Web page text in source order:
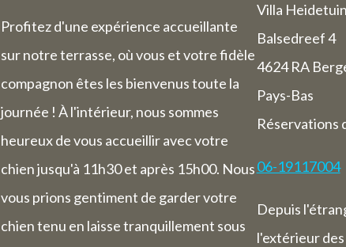
Profitez d'une expérience accueillante
sur notre terrasse, où vous et votre fidèle
compagnon êtes les bienvenus toute la
journée ! À l'intérieur, nous sommes
heureux de vous accueillir avec votre
chien jusqu'à 11h30 et après 15h00. Nous
vous prions gentiment de garder votre
chien tenu en laisse tranquillement sous
Villa Heidetuin
Balsedreef 4
4624 RA
Pays-Bas
Réservations
06-19117004
Depuis
l'extérieur des